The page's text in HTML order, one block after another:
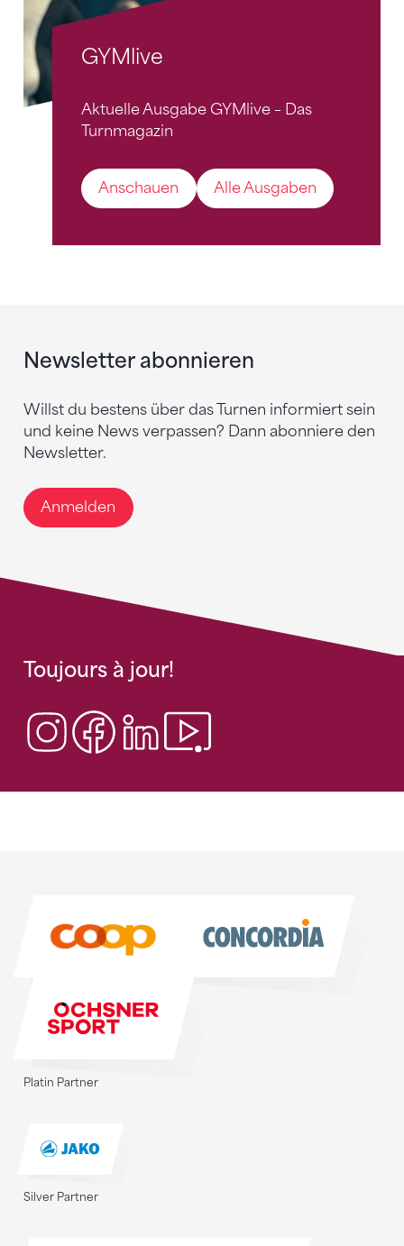
GYMlive
Aktuelle Ausgabe GYMlive – Das
Turnmagazin
Anschauen Alle Ausgaben
Newsletter abonnieren
Willst du bestens über das Turnen informiert sein
und keine News verpassen? Dann abonniere den
Newsletter.
Anmelden
Toujours à jour!
Platin Partner
Silver Partner